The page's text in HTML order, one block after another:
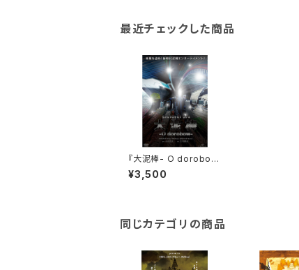
最近チェックした商品
『大泥棒- O dorobow
-』公演DVD
¥3,500
同じカテゴリの商品